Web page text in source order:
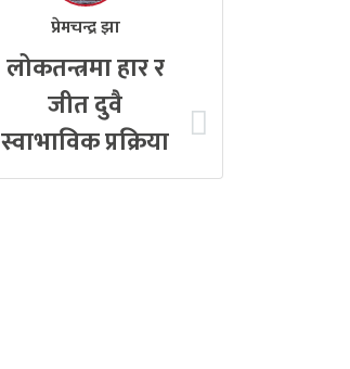
प्रेमचन्द्र झा
लोकतन्त्रमा हार र
जीत दुवै
स्वाभाविक प्रक्रिया